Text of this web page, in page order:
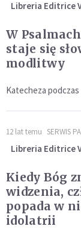
Libreria Editrice
W
staje się
modlitwy
Katecheza podczas
12 lat temu SERWIS
Libreria Editrice
Kiedy Bóg
widzenia,
popada w
idolatrii